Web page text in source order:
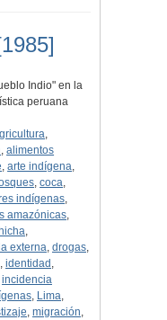
Indio" en la
peruana
,
,alimentos
,arte indígena,
,coca,
indígenas,
amazónicas,
,
externa, drogas,
, identidad ,
incidencia
, Lima,
, migración,